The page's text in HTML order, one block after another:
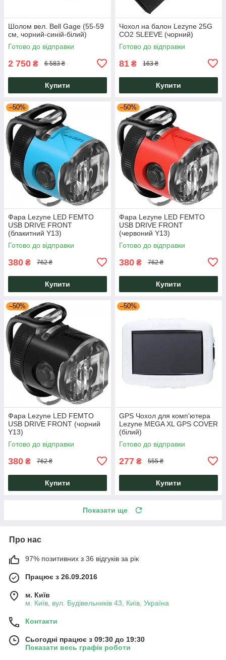
Шолом вел. Bell Gage (55-59
см, чорний-синій-білий)
Готово до відправки
2 750 ₴ 6 583 ₴
Купити
Чохол на балон Lezyne 25G
CO2 SLEEVE (чорний)
Готово до відправки
81 ₴ 163 ₴
Купити
–50%
Фара Lezyne LED FEMTO
USB DRIVE FRONT
(блакитний Y13)
Готово до відправки
380 ₴ 762 ₴
Купити
–50%
Фара Lezyne LED FEMTO
USB DRIVE FRONT
(червоний Y13)
Готово до відправки
380 ₴ 762 ₴
Купити
–50%
Фара Lezyne LED FEMTO
USB DRIVE FRONT (чорний
Y13)
Готово до відправки
380 ₴ 762 ₴
Купити
–50%
GPS Чохол для комп'ютера
Lezyne MEGA XL GPS COVER
(білий)
Готово до відправки
277 ₴ 555 ₴
Купити
Показати ще
Про нас
97% позитивних з 36 відгуків за рік
Працює з 26.09.2016
м. Київ
м. Київ, вул. Будівельників 43, Київ, Україна
Контакти
Сьогодні працює з 09:30 до 19:30
Показати весь графік роботи